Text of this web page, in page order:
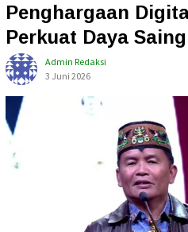
Penghargaan
Perkuat Daya
Admin Redaksi
3 Juni 2026